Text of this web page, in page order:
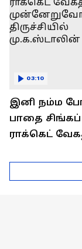
இனி நம்ம
பாதை
ராக்கெட்
திருச்சியில்
மு.க.ஸ்டாலின்
03:10